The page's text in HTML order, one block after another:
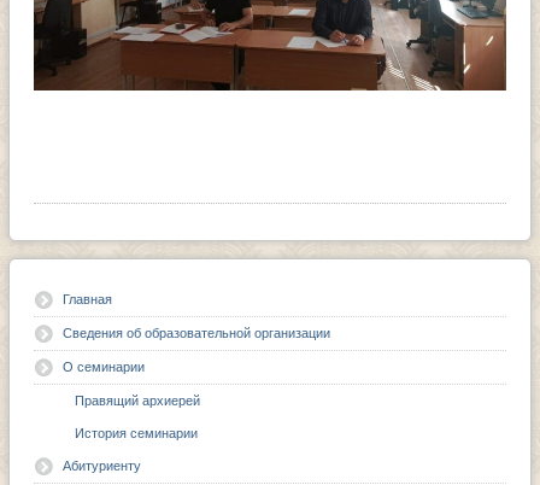
Главная
Сведения об образовательной организации
О семинарии
Правящий архиерей
История семинарии
Абитуриенту